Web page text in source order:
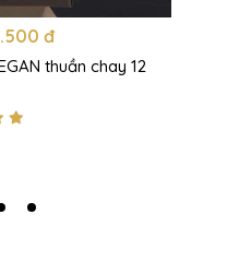
đ
thuần chay 12